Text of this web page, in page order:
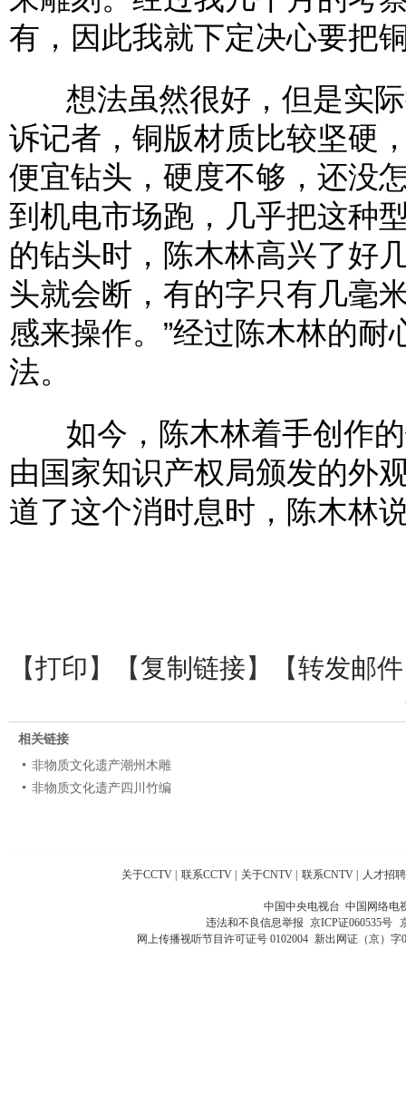
有，因此我就下定决心要把
想法虽然很好，但是实际
诉记者，铜版材质比较坚硬
便宜钻头，硬度不够，还没
到机电市场跑，几乎把这种
的钻头时，陈木林高兴了好
头就会断，有的字只有几毫
感来操作。”经过陈木林的
法。
如今，陈木林着手创作的
由国家知识产权局颁发的外
道了这个消时息时，陈木林
【打印】【复制链接】【转发邮件
相关链接
非物质文化遗产潮州木雕
非物质文化遗产四川竹编
关于CCTV | 联系CCTV | 关于CNTV | 联系CNTV | 人才招聘
中国中央电视台 中国网络电
违法和不良信息举报 京ICP证060535号
网上传播视听节目许可证号 0102004 新出网证（京）